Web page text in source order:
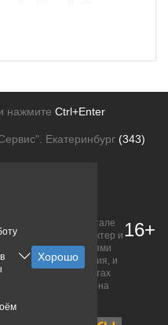
нажмите Ctrl+Enter
Екатеринбург (343)
на портале
характер и
положениями
и полного описания, и
уточняйте на сайтах
право на
16+